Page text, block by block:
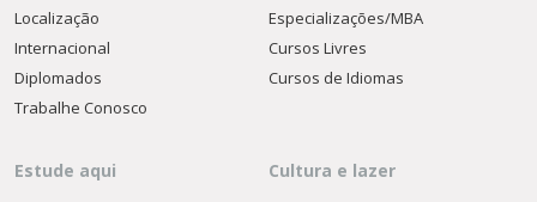
Localização
Internacional
Diplomados
Trabalhe Conosco
Especializações/MBA
Cursos Livres
Cursos de Idiomas
Estude aqui Cultura e lazer